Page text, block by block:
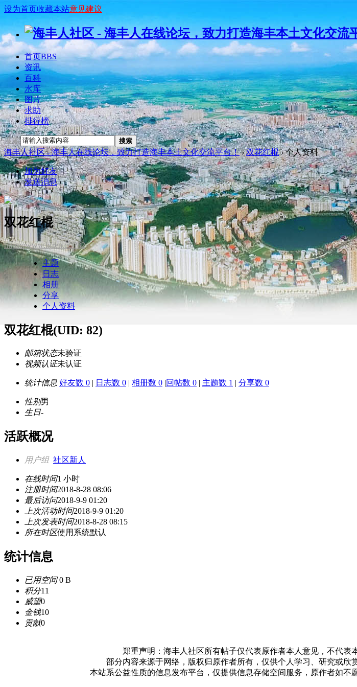
设为首页收藏本站意见建议
首页BBS
资讯
百科
水库
图片
求助
排行榜
搜索 搜索
海丰人社区 - 海丰人在线论坛，致力打造海丰本土文化交流平台！ › 双花红棍 ›个人资料
加为好友
发送消息
双花红棍
https://www.hfren.cc/?82
主题
日志
相册
分享
个人资料
双花红棍(UID: 82)
邮箱状态未验证
视频认证未认证
统计信息 好友数 0 | 日志数 0 | 相册数 0 |回帖数 0 | 主题数 1 | 分享数 0
性别男
生日-
活跃概况
用户组 社区新人
在线时间1 小时
注册时间2018-8-28 08:06
最后访问2018-9-9 01:20
上次活动时间2018-9-9 01:20
上次发表时间2018-8-28 08:15
所在时区使用系统默认
统计信息
已用空间0 B
积分11
威望0
金钱10
贡献0
郑重声明：海丰人社区所有帖子仅代表原作者本人意见，不代表
部分内容来源于网络，版权归原作者所有，仅供个人学习、研究或欣
本站系公益性质的信息发布平台，仅提供信息存储空间服务，原作者如不